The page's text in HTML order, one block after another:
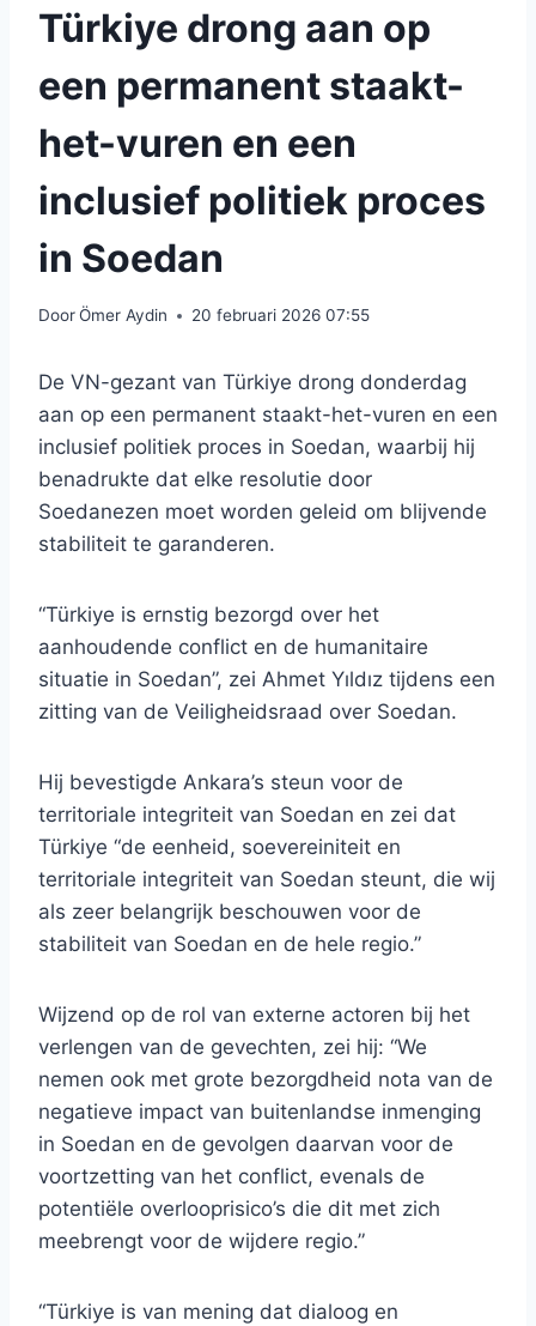
Türkiye drong aan op
een permanent staakt-
het-vuren en een
inclusief politiek proces
in Soedan
DoorÖmer Aydin 20 februari 2026 07:55
De VN-gezant van Türkiye drong donderdag
aan op een permanent staakt-het-vuren en een
inclusief politiek proces in Soedan, waarbij hij
benadrukte dat elke resolutie door
Soedanezen moet worden geleid om blijvende
stabiliteit te garanderen.
“Türkiye is ernstig bezorgd over het
aanhoudende conflict en de humanitaire
situatie in Soedan”, zei Ahmet Yıldız tijdens een
zitting van de Veiligheidsraad over Soedan.
Hij bevestigde Ankara’s steun voor de
territoriale integriteit van Soedan en zei dat
Türkiye “de eenheid, soevereiniteit en
territoriale integriteit van Soedan steunt, die wij
als zeer belangrijk beschouwen voor de
stabiliteit van Soedan en de hele regio.”
Wijzend op de rol van externe actoren bij het
verlengen van de gevechten, zei hij: “We
nemen ook met grote bezorgdheid nota van de
negatieve impact van buitenlandse inmenging
in Soedan en de gevolgen daarvan voor de
voortzetting van het conflict, evenals de
potentiële overlooprisico’s die dit met zich
meebrengt voor de wijdere regio.”
“Türkiye is van mening dat dialoog en